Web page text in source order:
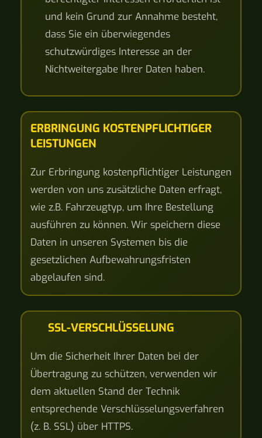
und kein Grund zur Annahme besteht,
dass Sie ein überwiegendes
schutzwürdiges Interesse an der
Nichtweitergabe Ihrer Daten haben.
ERBRINGUNG KOSTENPFLICHTIGER
LEISTUNGEN
Zur Erbringung kostenpflichtiger Leistungen
werden von uns zusätzliche Daten erfragt,
wie z.B. Fahrzeugtyp, um Ihre Bestellung
ausführen zu können. Wir speichern diese
Daten in unseren Systemen bis die
gesetzlichen Aufbewahrungsfristen
abgelaufen sind.
SSL-VERSCHLÜSSELUNG
Um die Sicherheit Ihrer Daten bei der
Übertragung zu schützen, verwenden wir
dem aktuellen Stand der Technik
entsprechende Verschlüsselungsverfahren
(z. B. SSL) über HTTPS.